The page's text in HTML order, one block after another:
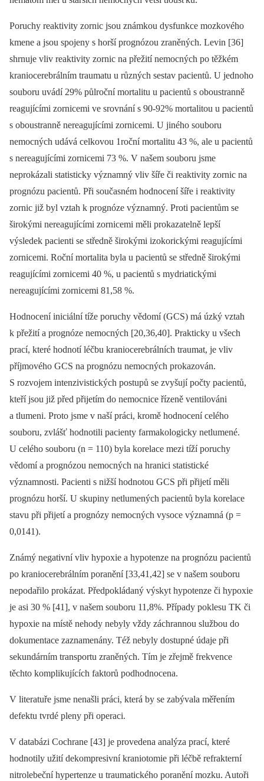
Poruchy reaktivity zornic jsou známkou dysfunkce mozkového
kmene a jsou spojeny s horší prognózou zraněných. Levin [36]
shrnuje vliv reaktivity zornic na přežití nemocných po těžkém
kraniocerebrálním traumatu u různých sestav pacientů. U jednoho
souboru uvádí 29% půlroční mortalitu u pacientů s oboustranně
reagujícími zornicemi ve srovnání s 90-92% mortalitou u pacientů
s oboustranně nereagujícími zornicemi. U jiného souboru
nemocných udává celkovou 1roční mortalitu 43 %, ale u pacientů
s nereagujícími zornicemi 73 %. V našem souboru jsme
neprokázali statisticky významný vliv šíře či reaktivity zornic na
prognózu pacientů. Při současném hodnocení šíře i reaktivity
zornic již byl vztah k prognóze významný. Proti pacientům se
širokými nereagujícími zornicemi měli prokazatelně lepší
výsledek pacienti se středně širokými izokorickými reagujícími
zornicemi. Roční mortalita byla u pacientů se středně širokými
reagujícími zornicemi 40 %, u pacientů s mydriatickými
nereagujícími zornicemi 81,58 %.
Hodnocení iniciální tíže poruchy vědomí (GCS) má úzký vztah
k přežití a prognóze nemocných [20,36,40]. Prakticky u všech
prací, které hodnotí léčbu kraniocerebrálních traumat, je vliv
příjmového GCS na prognózu nemocných prokazován.
S rozvojem intenzivistických postupů se zvyšují počty pacientů,
kteří jsou již před přijetím do nemocnice řízeně ventilováni
a tlumeni. Proto jsme v naší práci, kromě hodnocení celého
souboru, zvlášť hodnotili pacienty farmakologicky netlumené.
U celého souboru (n = 110) byla korelace mezi tíží poruchy
vědomí a prognózou nemocných na hranici statistické
významnosti. Pacienti s nižší hodnotou GCS při přijetí měli
prognózu horší. U skupiny netlumených pacientů byla korelace
stavu při přijetí a prognózy nemocných vysoce významná (p =
0,0141).
Známý negativní vliv hypoxie a hypotenze na prognózu pacientů
po kraniocerebrálním poranění [33,41,42] se v našem souboru
nepodařilo prokázat. Předpokládaný výskyt hypotenze či hypoxie
je asi 30 % [41], v našem souboru 11,8%. Případy poklesu TK či
hypoxie na místě nehody nebyly vždy záchrannou službou do
dokumentace zaznamenány. Též nebyly dostupné údaje při
sekundárním transportu zraněných. Tím je zřejmě frekvence
těchto komplikujících faktorů podhodnocena.
V literatuře jsme nenašli práci, která by se zabývala měřením
defektu tvrdé pleny při operaci.
V databázi Cochrane [43] je provedena analýza prací, které
hodnotily užití dekompresivní kraniotomie při léčbě refrakterní
nitrolebeční hypertenze u traumatického poranění mozku. Autoři